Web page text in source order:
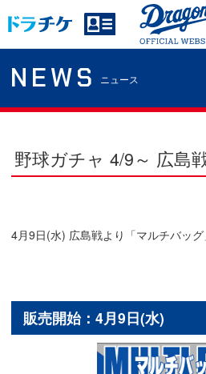
NEWS ニュース
野球ガチャ 4/9～ 広島
4月9日(水) 広島戦より「マルチバッグ
販売開始：4月9日(水)